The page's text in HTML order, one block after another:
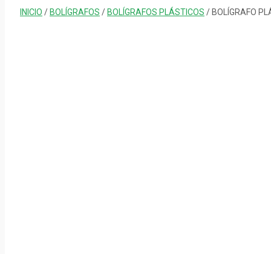
INICIO / BOLÍGRAFOS / BOLÍGRAFOS PLÁSTICOS / BOLÍGRAFO